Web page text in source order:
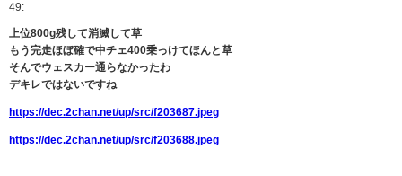
49:
上位800g残して消滅して草
もう完走ほぼ確で中チェ400乗っけてほんと草
そんでウェスカー通らなかったわ
デキレではないですね
https://dec.2chan.net/up/src/f203687.jpeg
https://dec.2chan.net/up/src/f203688.jpeg